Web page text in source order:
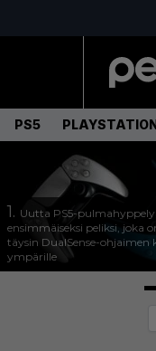
PS5
1. Uutta PS5-
ensimmäiseksi peliksi, joka
täysin DualSense-ohjaimen
ympärille